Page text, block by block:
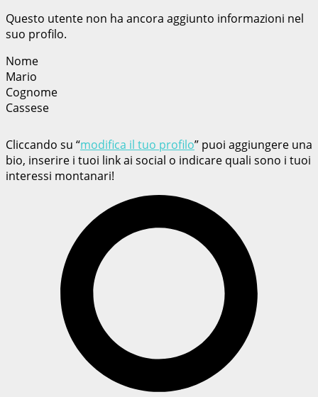
Questo utente non ha ancora aggiunto informazioni nel
suo profilo.
Nome
Mario
Cognome
Cassese
Cliccando su “modifica il tuo profilo” puoi aggiungere una
bio, inserire i tuoi link ai social o indicare quali sono i tuoi
interessi montanari!